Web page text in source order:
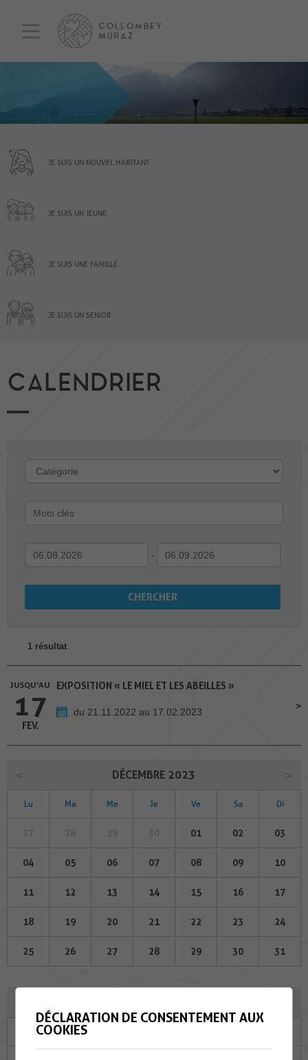
JE SUIS UN NOUVEL HABITANT
JE SUIS UN JEUNE
JE SUIS UNE FAMILLE
JE SUIS UN SENIOR
CALENDRIER
-
1 résultat
JUSQU'AU
17
FEV.
EXPOSITION « LE MIEL ET LES ABEILLES »
du 21.11.2022 au 17.02.2023
DÉCEMBRE 2023
Lu Ma Me Je Ve Sa Di
01 02 03
04 05 06 07 08 09 10
11 12 13 14 15 16 17
18 19 20 21 22 23 24
25 26 27 28 29 30 31
Ma
DÉCLARATION DE CONSENTEMENT AUX
COOKIES